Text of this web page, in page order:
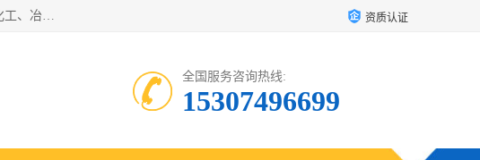
冷却塔广泛应用于工业、电力行业、空调系统等领域。在电力行业中，用于冷却发电机组的循环水；在工业生产中，如化工、冶金等行业，可降低生产过程中产生的热量；在空调系统中，为空调设备提供冷却水源 资质认证
全国服务咨询热线:
15307496699